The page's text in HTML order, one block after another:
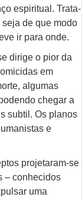
espiritual. Trata-
de que modo
ir para onde.
dirige o pior da
em
algumas
chegar a
subtil. Os planos
e
projetaram-se
– conhecidos
uma